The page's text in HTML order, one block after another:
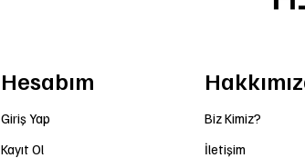
Hesabım
Giriş Yap
Kayıt Ol
Biz Kimiz?
İletişim